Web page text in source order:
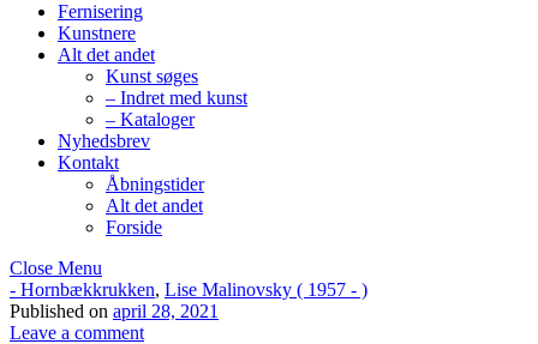
Fernisering
Kunstnere
Alt det andet
Kunst søges
– Indret med kunst
– Kataloger
Nyhedsbrev
Kontakt
Åbningstider
Alt det andet
Forside
Close Menu
- Hornbækkrukken, Lise Malinovsky ( 1957 - )
Published on april 28, 2021
Leave a comment